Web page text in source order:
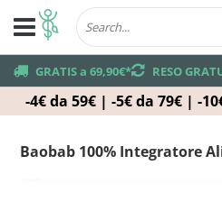
-4€ da 59€ | -5€ da 79€ | -
truck GRATIS a 69,90€*returns RESO
Baobab 100% Integratore